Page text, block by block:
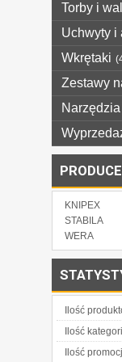
Torby i
Uchwyty i
Wkrętaki
Zestawy
Narzędzia
KNIPEX
STABILA
WERA
Ilość
Ilość
Ilość